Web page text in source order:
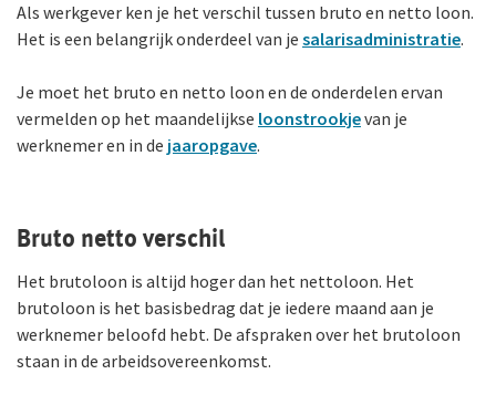
Reizen
Expat Pakket Collectief
Als werkgever ken je het verschil tussen bruto en netto loon.
Het is een belangrijk onderdeel van je salarisadministratie.
Je moet het bruto en netto loon en de onderdelen ervan
vermelden op het maandelijkse loonstrookjevan je
werknemer en in de jaaropgave.
Bruto netto verschil
Het brutoloon is altijd hoger dan het nettoloon. Het
brutoloon is het basisbedrag dat je iedere maand aan je
werknemer beloofd hebt. De afspraken over het brutoloon
staan in de arbeids­overeenkomst.